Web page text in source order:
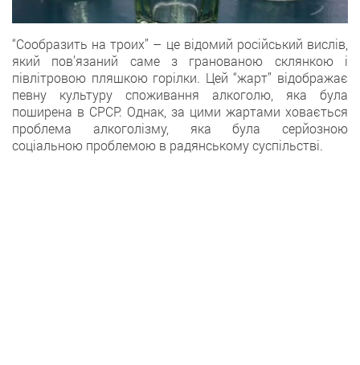
“Сообразить на троих” – це відомий російський вислів,
який пов’язаний саме з гранованою склянкою і
півлітровою пляшкою горілки. Цей “‎жарт”‎ відображає
певну культуру споживання алкоголю, яка була
поширена в СРСР. Однак, за цими жартами ховається
проблема алкоголізму, яка була серйозною
соціальною проблемою в радянському суспільстві.